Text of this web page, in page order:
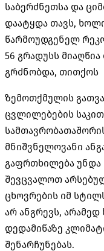
საბერძნეთსა და
დაატყდა თავს,
წარმოუდგენელ
56 გრადუსს
გრძნობდა, თითქოს
ზემოთქმულის
ცვლილებების
მნიშვნელოვანი
გაფრთხილება უნდა
შევცვალოთ
ცხოვრების იმ
არ ანგრევს,
დედამიწაზე
შენარჩუნებას.